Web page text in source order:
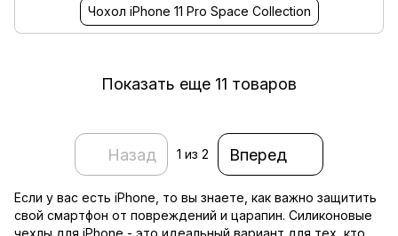
Чохол iPhone 11 Pro Space Collection
Показать еще 11 товаров
Назад 1 из 2 Вперед
Если у вас есть iPhone, то вы знаете, как важно защитить
свой смартфон от повреждений и царапин. Силиконовые
чехлы для iPhone - это идеальный вариант для тех, кто